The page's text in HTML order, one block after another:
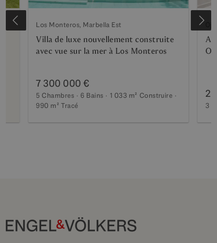
Los Monteros, Marbella Est
Villa de luxe nouvellement construite
avec vue sur la mer à Los Monteros
7 300 000 €
5 Chambres 6 Bains 1 033 m² Construire
990 m² Tracé
2
3